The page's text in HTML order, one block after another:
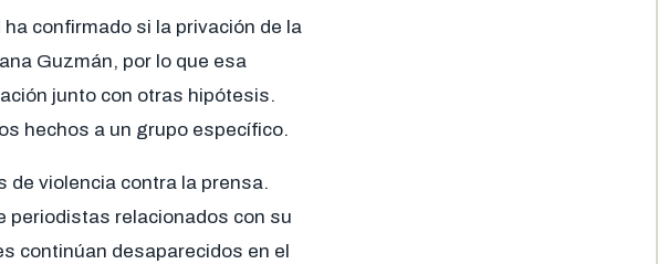
confirmado si la privación de la
Guzmán, por lo que esa
junto con otras hipótesis.
hechos a un grupo específico.
de violencia contra la prensa.
periodistas relacionados con su
continúan desaparecidos en el